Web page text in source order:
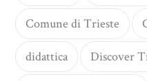
Comune di Trieste
didattica Discover